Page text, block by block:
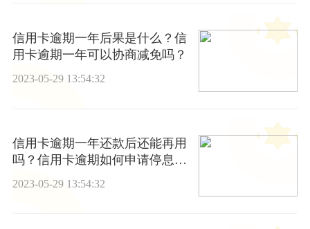
信用卡逾期一年后果是什么？信
用卡逾期一年可以协商减免吗？
2023-05-29 13:54:32
信用卡逾期一年还款后还能再用
吗？信用卡逾期如何申请停息挂
2023-05-29 13:54:32